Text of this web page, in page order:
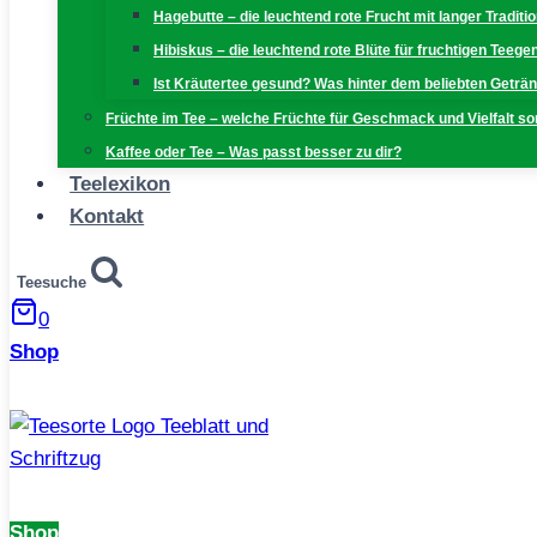
Hagebutte – die leuchtend rote Frucht mit langer
Hibiskus – die leuchtend rote Blüte für fruchtigen
Ist Kräutertee gesund? Was hinter dem beliebten
Früchte im Tee – welche Früchte für Geschmack und Vielfalt
Kaffee oder Tee – Was passt besser zu dir?
Teelexikon
Kontakt
Teesuche
0
Shop